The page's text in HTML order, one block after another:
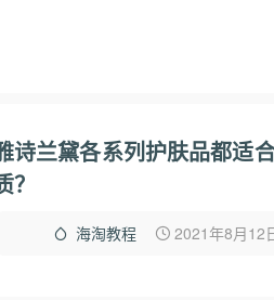
诗兰黛各系列护肤品都适
？
海淘教程 2021年8月12